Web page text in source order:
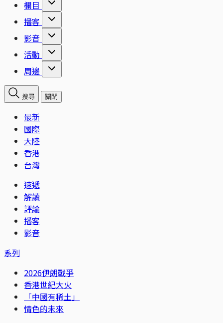
欄目
播客
影音
活動
周邊
搜尋 關閉
最新
國際
大陸
香港
台灣
速遞
解讀
評論
播客
影音
系列
2026伊朗戰爭
香港世紀大火
「中國有稀土」
情色的未來